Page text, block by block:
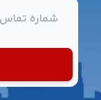
شماره تماس